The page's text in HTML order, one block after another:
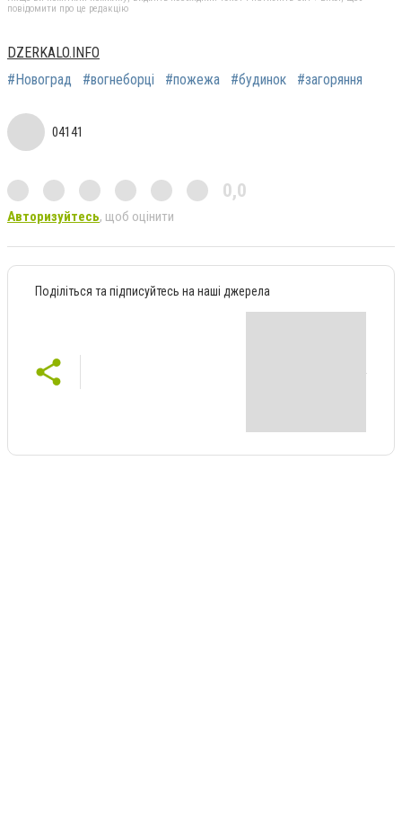
повідомити про це редакцію
DZERKALO.INFO
#Новоград
#вогнеборці #пожежа #будинок #загоряння
04141
0,0
Авторизуйтесь, щоб оцінити
Поділіться та підписуйтесь на наші джерела